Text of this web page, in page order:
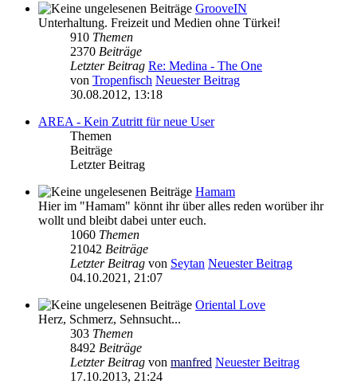
GrooveIN
Unterhaltung. Freizeit und Medien ohne Türkei!
910 Themen
2370 Beiträge
Letzter Beitrag Re: Medina - The One
von Tropenfisch Neuester Beitrag
30.08.2012, 13:18
AREA - Kein Zutritt für neue User
Themen
Beiträge
Letzter Beitrag
Hamam
Hier im "Hamam" könnt ihr über alles reden worüber ihr
wollt und bleibt dabei unter euch.
1060 Themen
21042 Beiträge
Letzter Beitrag von Seytan Neuester Beitrag
04.10.2021, 21:07
Oriental Love
Herz, Schmerz, Sehnsucht...
303 Themen
8492 Beiträge
Letzter Beitrag von manfred Neuester Beitrag
17.10.2013, 21:24